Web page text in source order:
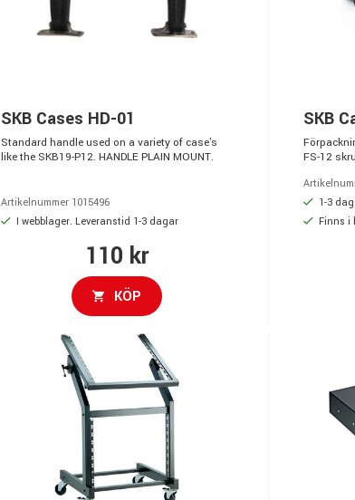
SKB Cases HD-01
Standard handle used on a variety of case's
like the SKB19-P12. HANDLE PLAIN MOUNT.
Artikelnummer 1015496
I webblager. Leveranstid 1-3 dagar
110 kr
KÖP
SKB
FS-12
1-3
Finns i